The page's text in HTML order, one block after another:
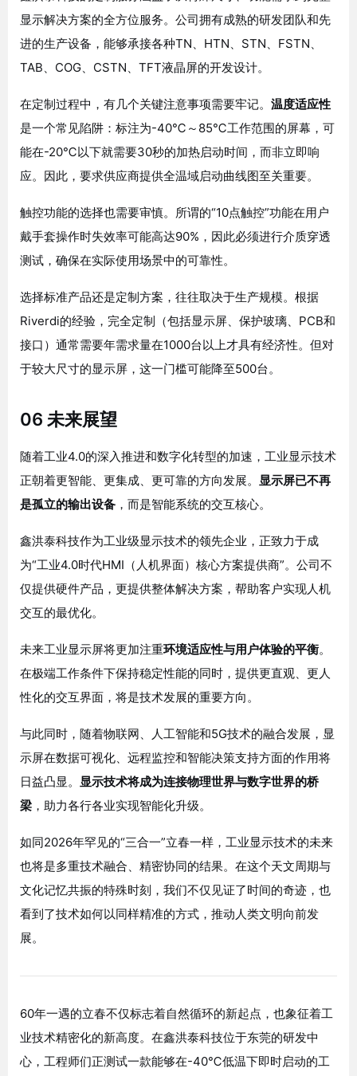
显示解决方案的全方位服务。公司拥有成熟的研发团队和先
进的生产设备，能够承接各种TN、HTN、STN、FSTN、
TAB、COG、CSTN、TFT液晶屏的开发设计。
在定制过程中，有几个关键注意事项需要牢记。 温度适应性
是一个常见陷阱：标注为-40℃～85℃工作范围的屏幕，可
能在-20℃以下就需要30秒的加热启动时间，而非立即响
应。因此，要求供应商提供全温域启动曲线图至关重要。
触控功能的选择也需要审慎。所谓的“10点触控”功能在用户
戴手套操作时失效率可能高达90%，因此必须进行介质穿透
测试，确保在实际使用场景中的可靠性。
选择标准产品还是定制方案，往往取决于生产规模。根据
Riverdi的经验，完全定制（包括显示屏、保护玻璃、PCB和
接口）通常需要年需求量在1000台以上才具有经济性。但对
于较大尺寸的显示屏，这一门槛可能降至500台。
06 未来展望
随着工业4.0的深入推进和数字化转型的加速，工业显示技术
正朝着更智能、更集成、更可靠的方向发展。 显示屏已不再
是孤立的输出设备 ，而是智能系统的交互核心。
鑫洪泰科技作为工业级显示技术的领先企业，正致力于成
为“工业4.0时代HMI（人机界面）核心方案提供商”。公司不
仅提供硬件产品，更提供整体解决方案，帮助客户实现人机
交互的最优化。
未来工业显示屏将更加注重环境适应性与用户体验的平衡。
在极端工作条件下保持稳定性能的同时，提供更直观、更人
性化的交互界面，将是技术发展的重要方向。
与此同时，随着物联网、人工智能和5G技术的融合发展，显
示屏在数据可视化、远程监控和智能决策支持方面的作用将
日益凸显。 显示技术将成为连接物理世界与数字世界的桥
梁 ，助力各行各业实现智能化升级。
如同2026年罕见的“三合一”立春一样，工业显示技术的未来
也将是多重技术融合、精密协同的结果。在这个天文周期与
文化记忆共振的特殊时刻，我们不仅见证了时间的奇迹，也
看到了技术如何以同样精准的方式，推动人类文明向前发
展。
60年一遇的立春不仅标志着自然循环的新起点，也象征着工
业技术精密化的新高度。在鑫洪泰科技位于东莞的研发中
心，工程师们正测试一款能够在-40℃低温下即时启动的工